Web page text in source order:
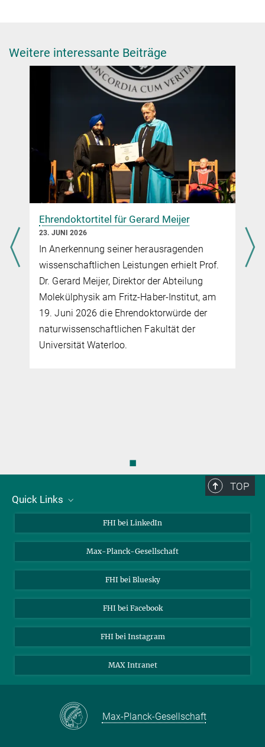
Dr. Sandra Eibenberger-Arias
+49 30 8413-5736
eibenberger@fhi-berlin.mpg.de
Nine ERC starting Grants in Berlin
Weitere interessante Beiträge
Ehrendoktortitel für Gerard Meijer
23. JUNI 2026
In Anerkennung seiner herausragenden
wissenschaftlichen Leistungen erhielt Prof.
Dr. Gerard Meijer, Direktor der Abteilung
Molekülphysik am Fritz-Haber-Institut, am
19. Juni 2026 die Ehrendoktorwürde der
naturwissenschaftlichen Fakultät der
Universität Waterloo.
◼
TOP
Quick Links
Kontakt
Stellenangebote
FHI bei LinkedIn
Max-Planck-Gesellschaft
FHI bei Bluesky
FHI bei Facebook
FHI bei Instagram
MAX Intranet
Max-Planck-Gesellschaft